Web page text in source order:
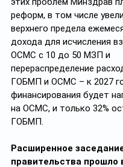
реформ, в том числе
верхнего предела
дохода для исчисления
ОСМС с 10 до 50 МЗП и
перераспределение
ГОБМП и ОСМС – к 2027
финансирования будет
на ОСМС, и только 32%
ГОБМП.
Расширенное
правительства прошло